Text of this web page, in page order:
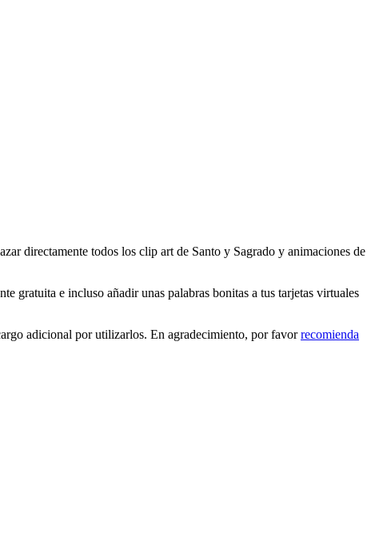
directamente todos los clip art de Santo y Sagrado y animaciones de
gratuita e incluso añadir unas palabras bonitas a tus tarjetas virtuales
adicional por utilizarlos. En agradecimiento, por favorrecomienda